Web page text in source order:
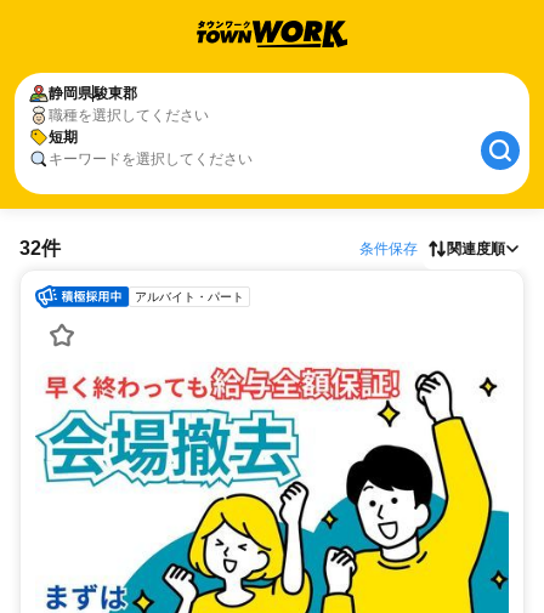
静岡県駿東郡
職種を選択してください
短期
キーワードを選択してください
32件 条件保存 関連度順
アルバイト・パート